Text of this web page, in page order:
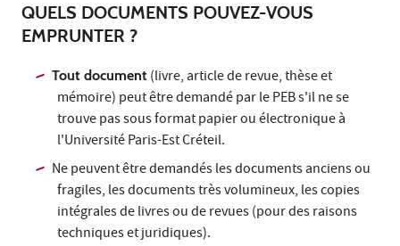
QUELS DOCUMENTS POUVEZ-VOUS
EMPRUNTER ?
Tout document (livre, article de revue, thèse et
mémoire) peut être demandé par le PEB s'il ne se
trouve pas sous format papier ou électronique à
l'Université Paris-Est Créteil.
Ne peuvent être demandés les documents anciens ou
fragiles, les documents très volumineux, les copies
intégrales de livres ou de revues (pour des raisons
techniques et juridiques).